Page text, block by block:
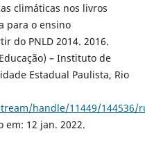
climáticas nos livros
para o ensino
do PNLD 2014. 2016.
– Instituto de
Estadual Paulista, Rio
handle/11449/144536/
em: 12 jan. 2022.